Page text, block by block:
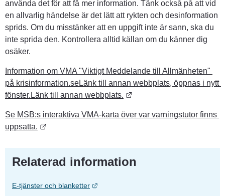
använda det för att få mer information. Tänk också på att vid
en allvarlig händelse är det lätt att rykten och desinformation
sprids. Om du misstänker att en uppgift inte är sann, ska du
inte sprida den. Kontrollera alltid källan om du känner dig
osäker.
Information om VMA "Viktigt Meddelande till Allmänheten"
på krisinformation.seLänk till annan webbplats, öppnas i nytt
fönster.Länk till annan webbplats.
Se MSB:s interaktiva VMA-karta över var varningstutor finns
uppsatta.
Relaterad information
E-tjänster och blanketter Länk till annan webbplats.